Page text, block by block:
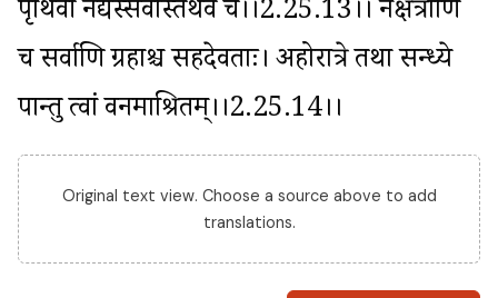
पृथिवी नद्यस्सर्वास्तथैव च।।2.25.13।। नक्षत्राणि
च सर्वाणि ग्रहाश्च सहदेवताः। अहोरात्रे तथा सन्ध्ये
पान्तु त्वां वनमाश्रितम्।।2.25.14।।
Original text view. Choose a source above to add
translations.